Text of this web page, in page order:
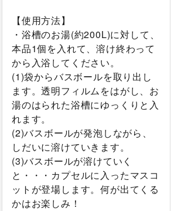
【使用方法】
・浴槽のお湯(約200L)に対して、
本品1個を入れて、溶け終わって
から入浴してください。
(1)袋からバスボールを取り出し
ます。透明フィルムをはがし、お
湯のはられた浴槽にゆっくりと入
れます。
(2)バスボールが発泡しながら、
しだいに溶けていきます。
(3)バスボールが溶けていく
と・・・カプセルに入ったマスコ
ットが登場します。何が出てくる
かはお楽しみ！